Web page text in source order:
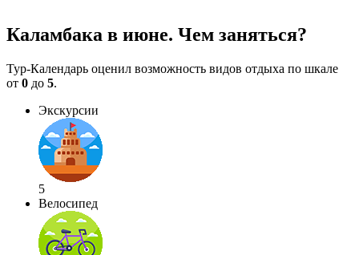
Каламбака в июне. Чем заняться?
Тур-Календарь оценил возможность видов отдыха по шкале
от 0 до 5.
Экскурсии
5
Велосипед